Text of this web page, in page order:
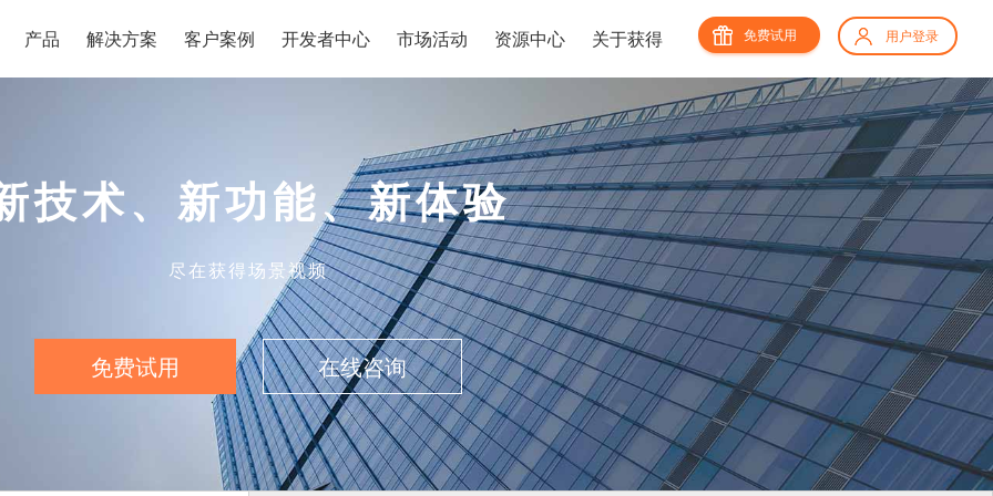
产品 解决方案 客户案例 开发者中心 市场活动 资源中心 关于获得 用户登录
免费试用
技术、新功能、新体验
尽在获得场景视频
免费试用 在线咨询